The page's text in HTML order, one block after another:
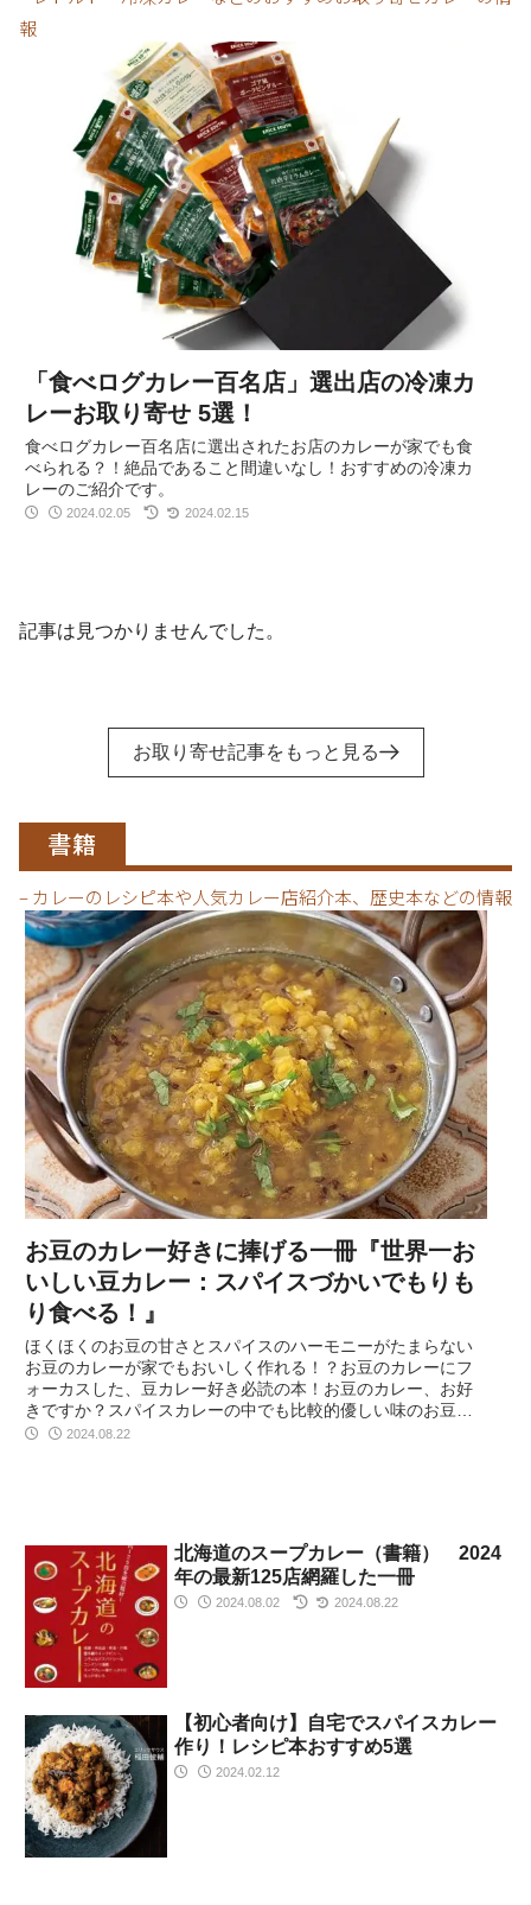
報
「食べログカレー百名店」選出店の冷凍カ
レーお取り寄せ 5選！
食べログカレー百名店に選出されたお店のカレーが家でも食
べられる？！絶品であること間違いなし！おすすめの冷凍カ
レーのご紹介です。
2024.02.05 2024.02.15
記事は見つかりませんでした。
お取り寄せ記事をもっと見る
書籍
– カレーのレシピ本や人気カレー店紹介本、歴史本などの情報
お豆のカレー好きに捧げる一冊『世界一お
いしい豆カレー：スパイスづかいでもりも
り食べる！』
ほくほくのお豆の甘さとスパイスのハーモニーがたまらない
お豆のカレーが家でもおいしく作れる！？お豆のカレーにフ
ォーカスした、豆カレー好き必読の本！お豆のカレー、お好
きですか？スパイスカレーの中でも比較的優しい味のお豆の
カレーは、インド料理屋さ…
2024.08.22
北海道のスープカレー（書籍） 2024
年の最新125店網羅した一冊
2024.08.02 2024.08.22
【初心者向け】自宅でスパイスカレー
作り！レシピ本おすすめ5選
2024.02.12